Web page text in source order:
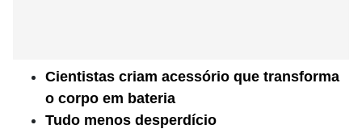
Cientistas criam acessório que transforma
o corpo em bateria
Tudo menos desperdício